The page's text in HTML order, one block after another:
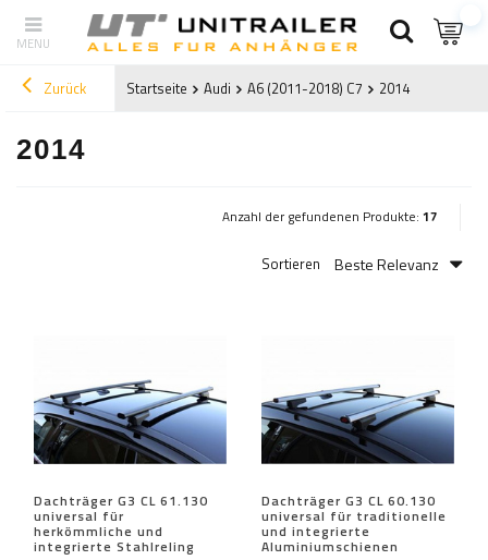
Zurück Startseite Audi A6 (2011-2018) C7 2014
2014
Anzahl der gefundenen Produkte: 17
Sortieren Beste Relevanz
Dachträger G3 CL 61.130
universal für
herkömmliche und
integrierte Stahlreling
Dachträger G3 CL 60.130
universal für traditionelle
und integrierte
Aluminiumschienen